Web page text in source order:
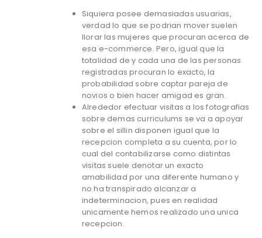
Siquiera posee demasiadas usuarias,
verdad lo que se podri­an mover suelen
llorar las mujeres que procuran acerca de
esa e-commerce. Pero, igual que la
totalidad de y cada una de las personas
registradas procuran lo exacto, la
probabilidad sobre captar pareja de
novios o bien hacer amigad es gran.
Alrededor efectuar visitas a los fotografias
sobre demas curriculums se va a apoyar
sobre el silli­n disponen igual que la
recepcion completa a su cuenta, por lo
cual del contabilizarse como distintas
visitas suele denotar un exacto
amabilidad por una diferente humano y
no ha transpirado alcanzar a
indeterminacion, pues en realidad
unicamente hemos realizado una unica
recepcion.